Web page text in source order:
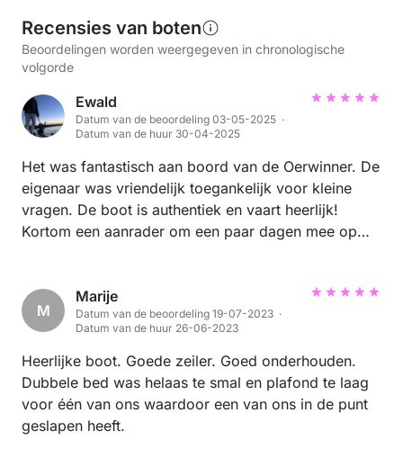
Recensies van boten
Beoordelingen worden weergegeven in chronologische
volgorde
Ewald
Datum van de beoordeling 03-05-2025 ·
Datum van de huur 30-04-2025
Het was fantastisch aan boord van de Oerwinner. De
eigenaar was vriendelijk toegankelijk voor kleine
vragen. De boot is authentiek en vaart heerlijk!
Kortom een aanrader om een paar dagen mee op
M
Marije
Datum van de beoordeling 19-07-2023 ·
Datum van de huur 26-06-2023
Heerlijke boot. Goede zeiler. Goed onderhouden.
Dubbele bed was helaas te smal en plafond te laag
voor één van ons waardoor een van ons in de punt
geslapen heeft.